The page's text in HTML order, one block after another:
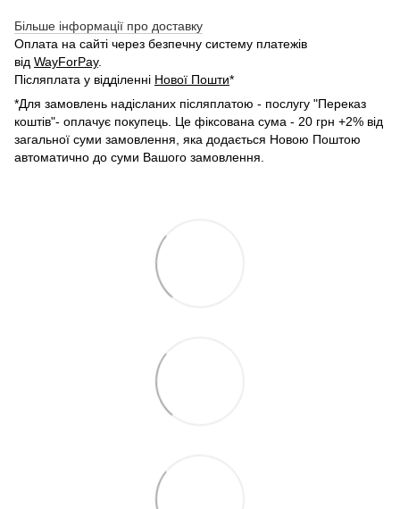
Більше інформації про доставку
Оплата на сайті через безпечну систему платежів
від WayForPay.
Післяплата у відділенні Нової Пошти*
*Для замовлень надісланих післяплатою - послугу "Переказ
коштів"- оплачує покупець. Це фіксована сума - 20 грн +2% від
загальної суми замовлення, яка додається Новою Поштою
автоматично до суми Вашого замовлення.